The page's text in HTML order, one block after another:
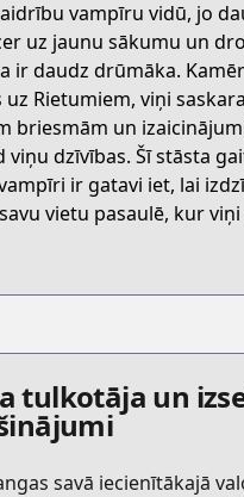
vampīru vidū, jo
uz jaunu sākumu un
ir daudz drūmāka.
uz Rietumiem, viņi
briesmām un
viņu dzīvības. Šī stāsta
ir gatavi iet, lai
vietu pasaulē, kur
tulkotāja un
savā iecienītākajā